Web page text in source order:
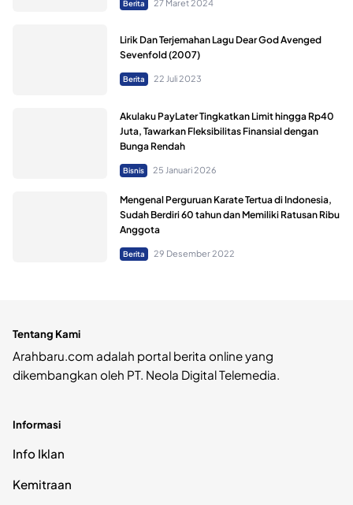
Berita 27 Maret 2024
Lirik Dan Terjemahan Lagu Dear God Avenged
Sevenfold (2007)
Berita 22 Juli 2023
Akulaku PayLater Tingkatkan Limit hingga Rp40
Juta, Tawarkan Fleksibilitas Finansial dengan
Bunga Rendah
Bisnis 25 Januari 2026
Mengenal Perguruan Karate Tertua di Indonesia,
Sudah Berdiri 60 tahun dan Memiliki Ratusan Ribu
Anggota
Berita 29 Desember 2022
Tentang Kami
Arahbaru.com adalah portal berita online yang
dikembangkan oleh PT. Neola Digital Telemedia.
Informasi
Info Iklan
Kemitraan